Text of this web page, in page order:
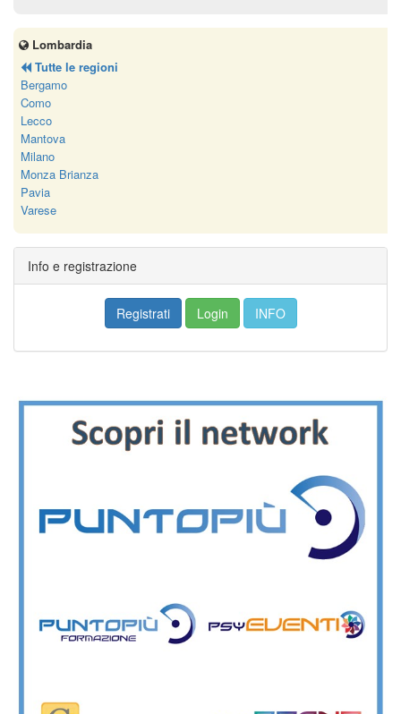
Lombardia
Tutte le regioni
Bergamo
Como
Lecco
Mantova
Milano
Monza Brianza
Pavia
Varese
Info e registrazione
Registrati Login INFO